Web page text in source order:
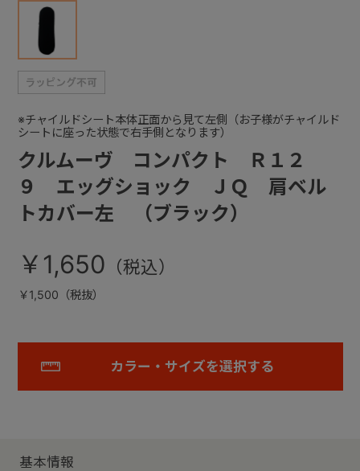
クルムーヴ コンパクト Ｒ１２
９ エッグショック ＪＱ 肩ベル
トカバー左 （ブラック）
※チャイルドシート本体正面から見て左側（お子様がチャイルド
シートに座った状態で右手側となります）
￥1,650
￥1,500（税抜）
カラー・サイズを選択する
基本情報